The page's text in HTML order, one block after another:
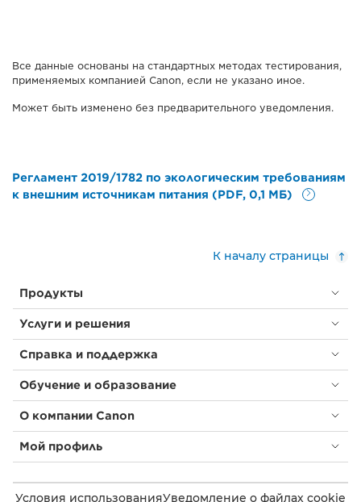
Все данные основаны на стандартных методах тестирования,
применяемых компанией Canon, если не указано иное.
Может быть изменено без предварительного уведомления.
Регламент 2019/1782 по экологическим требованиям
к внешним источникам питания (PDF, 0,1 МБ)
К началу страницы
Продукты
Услуги и решения
Справка и поддержка
Обучение и образование
О компании Canon
Мой профиль
Условия использованияУведомление о файлах cookie